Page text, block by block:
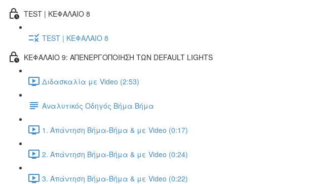
TEST | ΚΕΦΑΛΑΙΟ 8
TEST | ΚΕΦΑΛΑΙΟ 8
ΚΕΦΑΛΑΙΟ 9: ΑΠΕΝΕΡΓΟΠΟΙΗΣΗ ΤΩΝ DEFAULT LIGHTS
Διδασκαλία με Video (2:53)
Αναλυτικός Οδηγός Βήμα Βήμα
1. Απάντηση Βήμα-Βήμα & με Video (0:17)
2. Απάντηση Βήμα-Βήμα & με Video (0:24)
3. Απάντηση Βήμα-Βήμα & με Video (0:22)